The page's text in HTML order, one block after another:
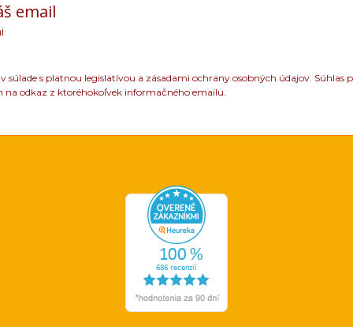
email
súlade s platnou legislatívou a zásadami ochrany osobných údajov.
odkaz z ktoréhokoľvek informačného emailu.